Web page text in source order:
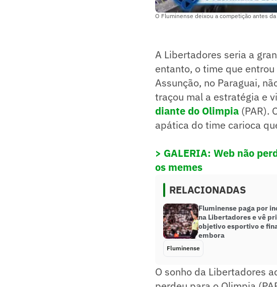
O Fluminense deixou a competição antes
A Libertadores seria a
entanto, o time que
Assunção, no Paraguai,
traçou mal a estratégia e
diante do Olimpia (PAR).
apática do time carioca
> GALERIA: Web não
os memes
RELACIONADAS
Fluminense paga por
na Libertadores e vê
objetivo esportivo e
embora
Fluminense
O sonho da Libertadores